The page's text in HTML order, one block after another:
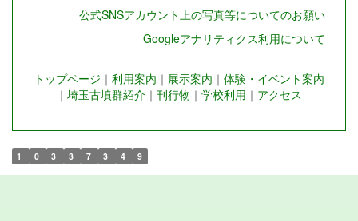
公式SNSアカウント上の写真等についてのお願い
Googleアナリティクス利用について
トップページ ｜ 利用案内 ｜ 展示案内 ｜ 体験・イベント案内
｜ 埼玉古墳群紹介 ｜ 刊行物 ｜ 学校利用 ｜ アクセス
1 0 3 3 7 3 4 9